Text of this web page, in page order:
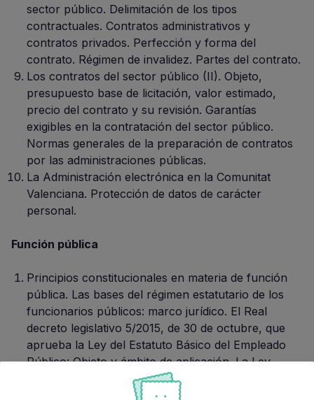
sector público. Delimitación de los tipos
contractuales. Contratos administrativos y
contratos privados. Perfección y forma del
contrato. Régimen de invalidez. Partes del contrato.
Los contratos del sector público (II). Objeto,
presupuesto base de licitación, valor estimado,
precio del contrato y su revisión. Garantías
exigibles en la contratación del sector público.
Normas generales de la preparación de contratos
por las administraciones públicas.
La Administración electrónica en la Comunitat
Valenciana. Protección de datos de carácter
personal.
Función pública
Principios constitucionales en materia de función
pública. Las bases del régimen estatutario de los
funcionarios públicos: marco jurídico. El Real
decreto legislativo 5/2015, de 30 de octubre, que
aprueba la Ley del Estatuto Básico del Empleado
Público: Objeto y ámbito de aplicación. La Ley
4/2021, de 16 de abril, de la Función Pública
Valenciana: Objeto, principios y ámbito de